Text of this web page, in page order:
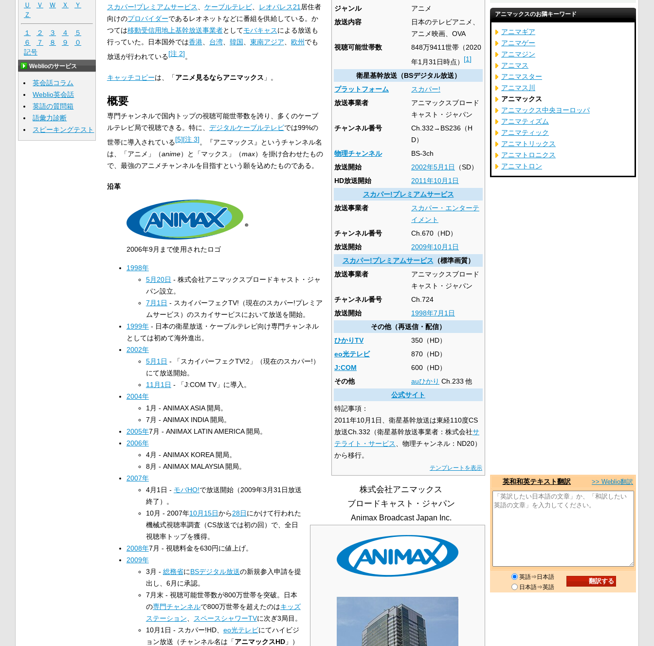
ジャンル
アニメ
放送内容
日本のテレビアニメ、
アニメ映画、OVA
視聴可能世帯数
848万9411世帯（2020
年1月31日時点） [1]
衛星基幹放送（BSデジタル放送）
プラットフォーム
スカパー!
放送事業者
アニマックスブロード
キャスト・ジャパン
チャンネル番号
Ch.332→BS236（H
D）
物理チャンネル
BS-3ch
放送開始
2002年5月1日
（SD）
HD放送開始
2011年10月1日
スカパー!プレミアムサービス
放送事業者
スカパー・エンターテ
イメント
チャンネル番号
Ch.670（HD）
放送開始
2009年10月1日
スカパー!プレミアムサービス （標準画質）
放送事業者
アニマックスブロード
キャスト・ジャパン
チャンネル番号
Ch.724
放送開始
1998年7月1日
その他（再送信・配信）
ひかりTV
350（HD）
eo光テレビ
870（HD）
J:COM
600（HD）
その他
auひかり Ch.233 他
公式サイト
特記事項：
2011年10月1日、衛星基幹放送は東経110度CS
放送Ch.332（衛星基幹放送事業者：株式会社サ
テライト・サービス
、物理チャンネル：ND20）
から移行。
テンプレートを表示
株式会社アニマックス
ブロードキャスト・ジャパン
Animax Broadcast Japan Inc.
スカパー!プレミアムサービス
ケーブルテレビ、 レオパレス21 居住者
向けのプロバイダーであるレオネットなどに番組を供給している。か
つては移動受信用地上基幹放送事業者としてモバキャスによる放送も
行っていた。日本国外では香港、 台湾、 韓国 東南アジア 欧州 でも
放送が行われている[注 2]。
キャッチコピーは、「アニメ見るならアニマックス 」。
概要
専門チャンネルで国内トップの視聴可能世帯数を誇り、多くのケーブ
ルテレビ局で視聴できる。特に、 デジタルケーブルテレビでは99%の
世帯に導入されている[5][注 3]。『アニマックス』というチャンネル名
は、「アニメ」（anime）と「マックス」（max）を掛け合わせたもの
で、最強のアニメチャンネルを目指すという願を込めたものである。
沿革
2006年9月まで使用されたロゴ
1998年
5月20日 - 株式会社アニマックスブロードキャスト・ジャ
パン設立。
7月1日 - スカイパーフェクTV!（現在のスカパー!プレミア
ムサービス）のスカイサービスにおいて放送を開始。
1999年- 日本の衛星放送・ケーブルテレビ向け専門チャンネル
としては初めて海外進出。
2002年
5月1日 - 「スカイパーフェクTV!2」（現在のスカパー!）
にて放送開始。
11月1日 - 「J:COM TV」に導入。
2004年
1月 - ANIMAX ASIA 開局。
7月 - ANIMAX INDIA 開局。
2005年7月 - ANIMAX LATIN AMERICA 開局。
2006年
4月 - ANIMAX KOREA 開局。
8月 - ANIMAX MALAYSIA 開局。
2007年
4月1日 - モバHO!で放送開始（2009年3月31日放送
終了）。
10月 - 2007年10月15日から28日にかけて行われた
機械式視聴率調査（CS放送では初の回）で、全日
視聴率トップを獲得。
2008年7月 - 視聴料金を630円に値上げ。
2009年
3月 - 総務省にBSデジタル放送の新規参入申請を提
出し、6月に承認。
7月末 - 視聴可能世帯数が800万世帯を突破。日本
の専門チャンネルで800万世帯を超えたのはキッズ
ステーション
スペースシャワーTVに次ぎ3局目。
10月1日 - スカパー!HD、 eo光テレビにてハイビジ
ョン放送（チャンネル名は「アニマックスHD」）
Ｕ
Ｖ Ｗ Ｘ
Ｙ
Ｚ
１ ２ ３ ４
５
６
７ ８ ９
０
記号
Weblioのサービス
英会話コラム
Weblio英会話
英語の質問箱
語彙力診断
スピーキングテスト
アニマックスのお隣キーワード
アニマギア
アニマゲー
アニマジン
アニマス
アニマスター
アニマス川
アニマックス
アニマックス中央ヨーロッパ
アニマティズム
アニマティック
アニマトリックス
アニマトロニクス
アニマトロン
英和和英テキスト翻訳 >> Weblio翻訳
英語⇒日本語
日本語⇒英語